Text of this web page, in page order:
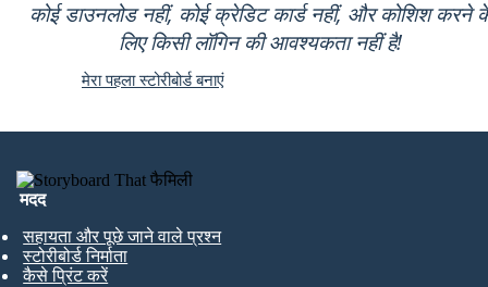
कोई डाउनलोड नहीं, कोई क्रेडिट कार्ड नहीं, और कोशिश करने
लिए किसी लॉगिन की आवश्यकता नहीं है!
मेरा पहला स्टोरीबोर्ड बनाएं
मदद
सहायता और पूछे जाने वाले प्रश्न
स्टोरीबोर्ड निर्माता
कैसे प्रिंट करें